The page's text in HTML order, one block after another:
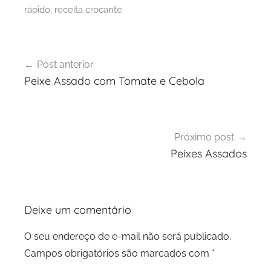
rápido, receita crocante
de
Post anterior
Peixe Assado com Tomate e Cebola
Próximo post
Peixes Assados
Deixe um comentário
O seu endereço de e-mail não será publicado.
Campos obrigatórios são marcados com *